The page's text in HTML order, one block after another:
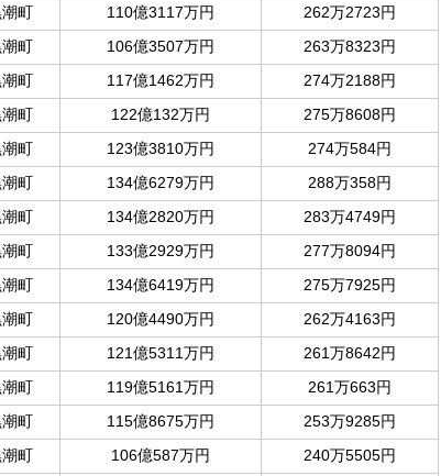
町 110億3117万円
262万2723円
町 106億3507万円
263万8323円
町 117億1462万円
274万2188円
町 122億132万円
275万8608円
町 123億3810万円
274万584円
町 134億6279万円
288万358円
町 134億2820万円
283万4749円
町 133億2929万円
277万8094円
町 134億6419万円
275万7925円
町 120億4490万円
262万4163円
町 121億5311万円
261万8642円
町 119億5161万円
261万663円
町 115億8675万円
253万9285円
町 106億587万円 240万5505円